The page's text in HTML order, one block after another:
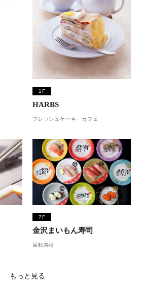
1F
HARBS
フレッシュケーキ・カフェ
7F
金沢まいもん寿司
回転寿司
もっと見る